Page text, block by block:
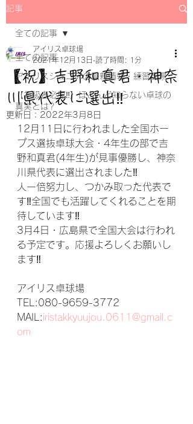
記事
全ての記事
アイリスジュニアの最新情報・練習風景
【初級者必見‼】ほとんど知らない卓球の
真実とは?
全ての記事
【祝】吉野和真君・神奈
川県代表に選出‼
アイリス卓球場
2021年12月13日 読了時間: 1分
更新日： 2022年3月8日
12月11日に行われました全国ホー
プス選抜卓球大会・4年生の部で吉
野和真君(4年生)が見事優勝し、神奈
川県代表に選出されました‼
人一倍努力し、つかみ取った代表で
す‼全国でも活躍してくれることを期
待しています‼
3月4日・広島県で全国大会は行われ
る予定です。応援よろしくお願いし
ます‼
アイリス卓球場
TEL:080-9659-3772
MAIL:iristakkyuujou.0611@gmail.c
om